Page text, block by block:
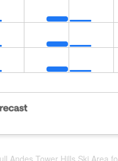
Andes Tower Hills Ski Area